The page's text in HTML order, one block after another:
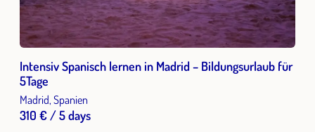
Intensiv Spanisch lernen in Madrid – Bildungsurlaub für
5Tage
Madrid, Spanien
310 € / 5 days